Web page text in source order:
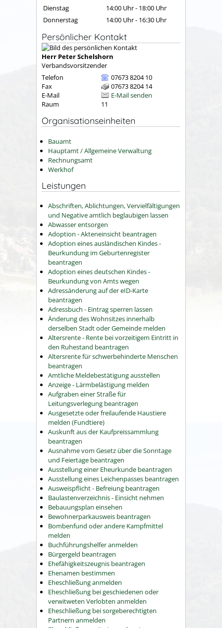
Dienstag
14:00 Uhr- 18:00 Uhr
Donnerstag
14:00 Uhr- 16:30 Uhr
Persönlicher Kontakt
Herr PeterSchelshorn
Verbandsvorsitzender
Telefon
07673 8204 10
Fax
07673 8204 14
E-Mail
E-Mail senden
Raum
11
Organisationseinheiten
Bauamt
Hauptamt / Allgemeine Verwaltung
Rechnungsamt
Werkhof
Leistungen
Abschriften, Ablichtungen, Vervielfältigungen
und Negative amtlich beglaubigen lassen
Abwasser entsorgen
Adoption - Akteneinsicht beantragen
Adoption eines ausländischen Kindes -
Beurkundung im Geburtenregister
beantragen
Adoption eines deutschen Kindes -
Beurkundung von Amts wegen
Adressänderung auf der eID-Karte
beantragen
Adressbuch - Eintrag sperren lassen
Änderung des Wohnsitzes innerhalb
derselben Stadt oder Gemeinde melden
Altersrente - Rente bei vorzeitigem Eintritt in
den Ruhestand beantragen
Altersrente für schwerbehinderte Menschen
beantragen
Amtliche Meldebestätigung ausstellen
Anzeige - Lärmbelästigung melden
Aufgraben einer Straße für
Leitungsverlegung beantragen
Ausgesetzte oder freilaufende Haustiere
melden (Fundtiere)
Auskunft aus der Kaufpreissammlung
beantragen
Ausnahme vom Gesetz über die Sonntage
und Feiertage beantragen
Ausstellung einer Eheurkunde beantragen
Ausstellung eines Leichenpasses beantragen
Ausweispflicht - Befreiung beantragen
Baulastenverzeichnis - Einsicht nehmen
Bebauungsplan einsehen
Bewohnerparkausweis beantragen
Bombenfund oder andere Kampfmittel
melden
Buchführungshelfer anmelden
Bürgergeld beantragen
Ehefähigkeitszeugnis beantragen
Ehenamen bestimmen
Eheschließung anmelden
Eheschließung bei geschiedenen oder
verwitweten Verlobten anmelden
Eheschließung bei sorgeberechtigten
Partnern anmelden